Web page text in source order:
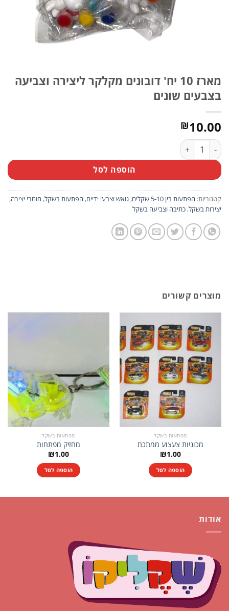
מארז 10 יח' דובונים מקלקר ליצירה וצביעה
בצבעים שונים
₪10.00
כמות של מארז 10 יח' דובונים מקלקר ליצירה וצביעה בצבעים שונים
הוספה לסל
קטגוריות: הפתעות בין 5-10 שקלים , גואש וצבעי ידיים, הפתעות בשקל, חומרי יצירה,
יצירות בשקל, כתיבה וצביעה בשקל
מוצרים קשורים
הפתעות בשקל
מכוניות צעצוע ממתכת
₪1.00
הוספה לסל
הפתעות בשקל
מחזיק מפתחות
₪1.00
הוספה לסל
אודות